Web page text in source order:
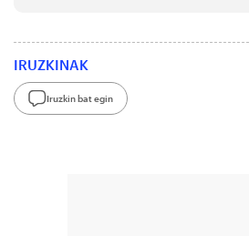
IRUZKINAK
Iruzkin bat egin